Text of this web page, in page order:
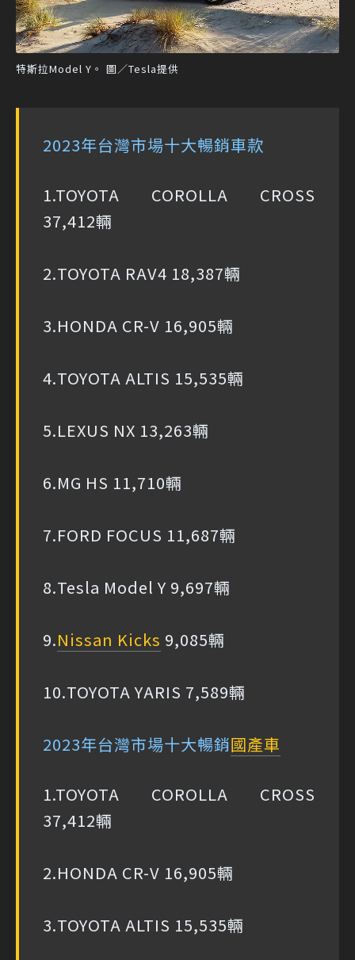
特斯拉Model Y。 圖／Tesla提供
2023年台灣市場十大暢銷車款
1.TOYOTA COROLLA CROSS
37,412輛
2.TOYOTA RAV4 18,387輛
3.HONDA CR-V 16,905輛
4.TOYOTA ALTIS 15,535輛
5.LEXUS NX 13,263輛
6.MG HS 11,710輛
7.FORD FOCUS 11,687輛
8.Tesla Model Y 9,697輛
9.Nissan Kicks 9,085輛
10.TOYOTA YARIS 7,589輛
2023年台灣市場十大暢銷國產車
1.TOYOTA COROLLA CROSS
37,412輛
2.HONDA CR-V 16,905輛
3.TOYOTA ALTIS 15,535輛